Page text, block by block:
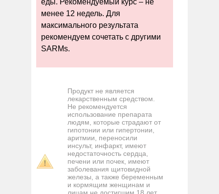
еды. Рекомендуемый курс – не
менее 12 недель. Для
максимального результата
рекомендуем сочетать с другими
SARMs.
Продукт не является
лекарственным средством.
Не рекомендуется
использование препарата
людям, которые страдают от
гипотонии или гипертонии,
аритмии, переносили
инсульт, инфаркт, имеют
недостаточность сердца,
печени или почек, имеют
заболевания щитовидной
железы, а также беременным
и кормящим женщинам и